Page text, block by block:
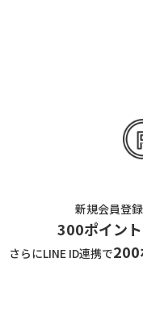
新規会員登
300ポイン
さらにLINE ID連携で200